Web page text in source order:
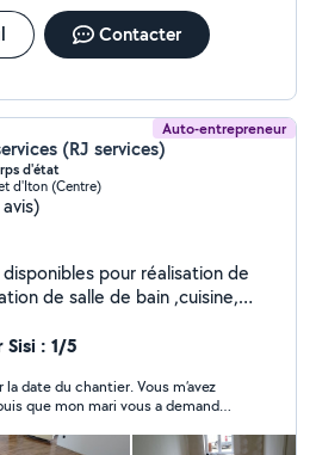
Contacter
Auto-entrepreneur
(RJ services)
d'état
d'Iton (Centre)
pour réalisation de
de salle de bain ,cuisine,
entretien création parc et
Sisi : 1/5
la date du chantier. Vous m’avez
que mon mari vous a demandé
et là vous me répondez que